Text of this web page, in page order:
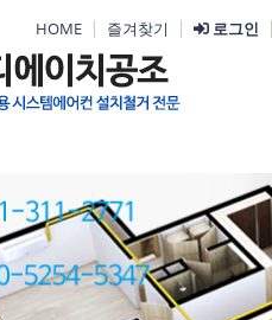
HOME 즐겨찾기 로그인